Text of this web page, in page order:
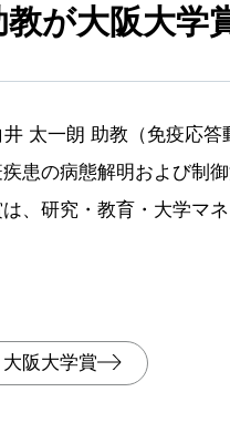
教が大阪大学
井 太一朗 助教（免疫応
疾患の病態解明および制
、研究・教育・大学マ
阪大学賞